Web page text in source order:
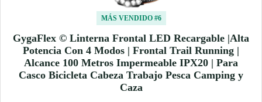
MÁS VENDIDO #6
GygaFlex © Linterna Frontal LED Recargable |Alta
Potencia Con 4 Modos | Frontal Trail Running |
Alcance 100 Metros Impermeable IPX20 | Para
Casco Bicicleta Cabeza Trabajo Pesca Camping y
Caza